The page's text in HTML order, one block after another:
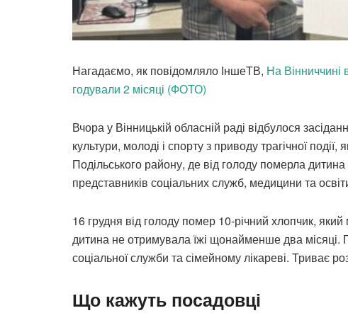
Нагадаємо, як повідомляло ІншеТВ, На Вінниччині
годували 2 місяці (ФОТО)
Вчора у Вінницькій обласній раді відбулося
культури, молоді і спорту з приводу трагічної
Подільського району, де від голоду померла дитина
представників соціальних служб, медицини та
16 грудня від голоду помер 10-річний хлопчик,
дитина не отримувала їжі щонайменше два місяці.
соціальної служби та сімейному лікареві. Триває
Що кажуть посадовці